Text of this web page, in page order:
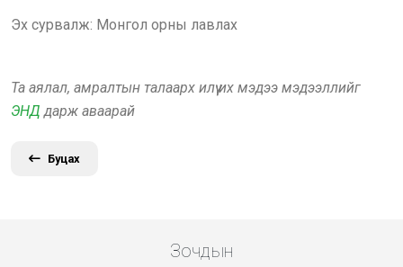
Эх сурвалж: Монгол орны лавлах
Та аялал, амралтын талаарх илүү их мэдээ мэдээллийг
ЭНД дарж аваарай
Буцах
Зочдын